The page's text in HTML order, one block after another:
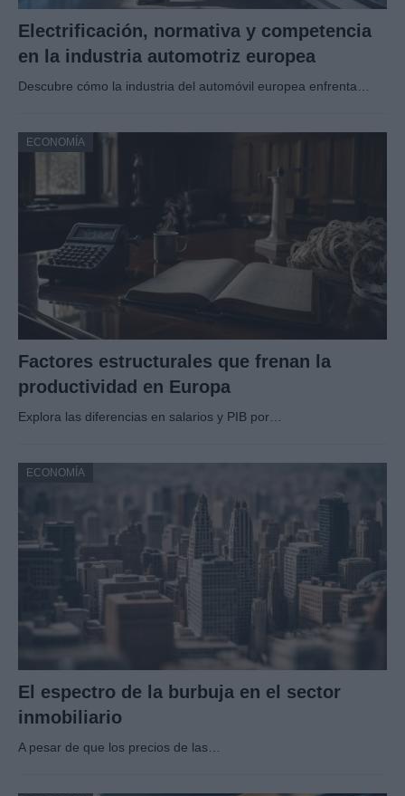
Electrificación, normativa y competencia
en la industria automotriz europea
Descubre cómo la industria del automóvil europea enfrenta…
ECONOMÍA
Factores estructurales que frenan la
productividad en Europa
Explora las diferencias en salarios y PIB por…
ECONOMÍA
El espectro de la burbuja en el sector
inmobiliario
A pesar de que los precios de las…